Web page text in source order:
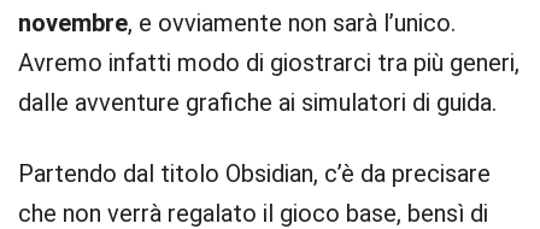
novembre, e ovviamente non sarà l’unico.
Avremo infatti modo di giostrarci tra più generi,
dalle avventure grafiche ai simulatori di guida.
Partendo dal titolo Obsidian, c’è da precisare
che non verrà regalato il gioco base, bensì di